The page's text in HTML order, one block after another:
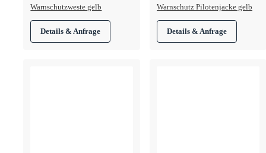
Warnschutzweste gelb Warnschutz Pilotenjacke gelb